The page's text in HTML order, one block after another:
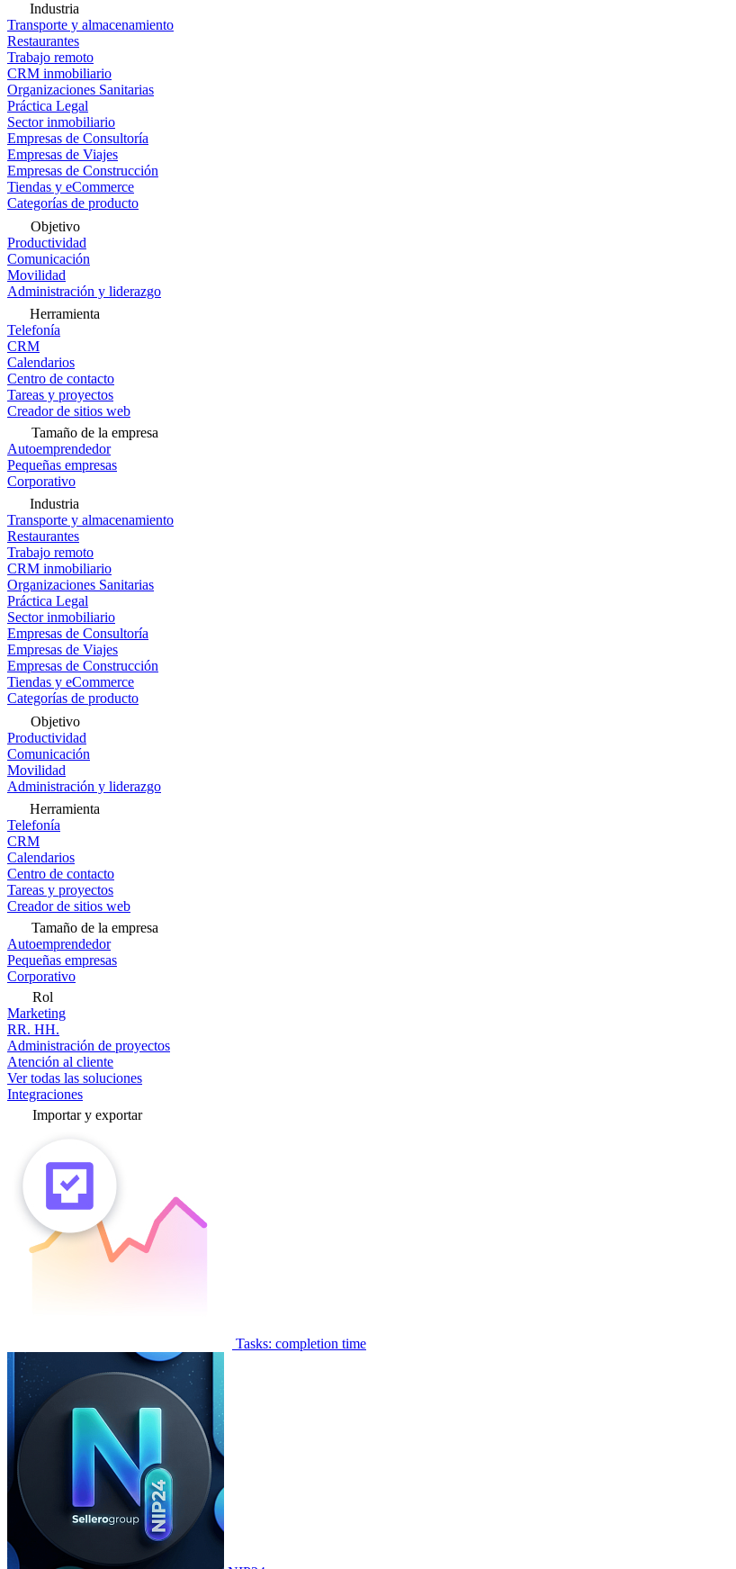
Industria
Transporte y almacenamiento
Restaurantes
Trabajo remoto
CRM inmobiliario
Organizaciones Sanitarias
Práctica Legal
Sector inmobiliario
Empresas de Consultoría
Empresas de Viajes
Empresas de Construcción
Tiendas y eCommerce
Categorías de producto
Objetivo
Productividad
Comunicación
Movilidad
Administración y liderazgo
Herramienta
Telefonía
CRM
Calendarios
Centro de contacto
Tareas y proyectos
Creador de sitios web
Tamaño de la empresa
Autoemprendedor
Pequeñas empresas
Corporativo
Industria
Transporte y almacenamiento
Restaurantes
Trabajo remoto
CRM inmobiliario
Organizaciones Sanitarias
Práctica Legal
Sector inmobiliario
Empresas de Consultoría
Empresas de Viajes
Empresas de Construcción
Tiendas y eCommerce
Categorías de producto
Objetivo
Productividad
Comunicación
Movilidad
Administración y liderazgo
Herramienta
Telefonía
CRM
Calendarios
Centro de contacto
Tareas y proyectos
Creador de sitios web
Tamaño de la empresa
Autoemprendedor
Pequeñas empresas
Corporativo
Rol
Marketing
RR. HH.
Administración de proyectos
Atención al cliente
Ver todas las soluciones
Integraciones
Importar y exportar
Tasks: completion time